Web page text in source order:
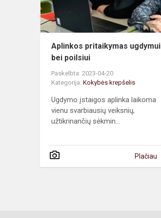
Aplinkos pritaikymas ugdymui
bei poilsiui
Paskelbta: 2023-04-20
Kategorija: Kokybės krepšelis
Ugdymo įstaigos aplinka laikoma
vienu svarbiausių veiksnių,
užtikrinančių sėkmin...
Plačiau